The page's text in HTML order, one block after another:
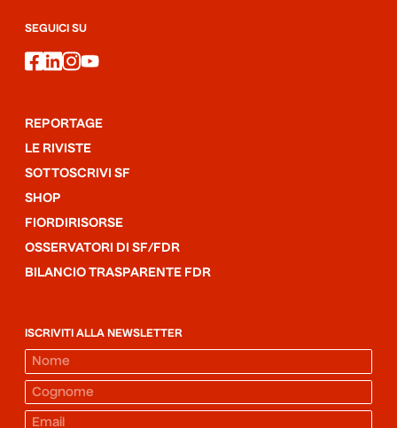
SEGUICI SU
facebook
linkedin
instagram
youtube
REPORTAGE
LE RIVISTE
SOTTOSCRIVI SF
SHOP
FIORDIRISORSE
OSSERVATORI DI SF/FDR
BILANCIO TRASPARENTE FDR
ISCRIVITI ALLA NEWSLETTER